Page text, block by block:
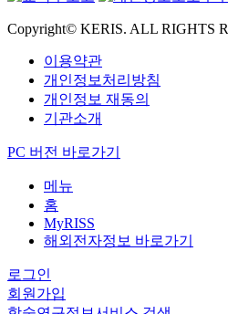
Copyright© KERIS. ALL RIGHTS
이용약관
개인정보처리방침
개인정보 재동의
기관소개
PC 버전 바로가기
메뉴
홈
MyRISS
해외전자정보 바로가기
로그인
회원가입